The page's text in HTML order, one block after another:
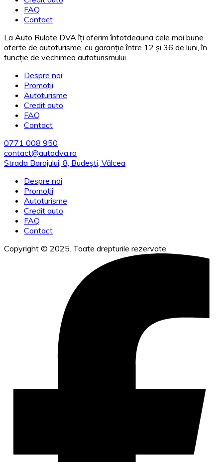
FAQ
Contact
La Auto Rulate DVA îți oferim întotdeauna cele mai bune
oferte de autoturisme, cu garanție între 12 și 36 de luni, în
funcție de vechimea autoturismului.
Despre noi
Promoții
Autoturisme
Credit auto
FAQ
Contact
0771 008 950
contact@autodva.ro
Strada Barajului, 8, Budești, Vâlcea
Despre noi
Promoții
Autoturisme
Credit auto
FAQ
Contact
Copyright © 2025. Toate drepturile rezervate.